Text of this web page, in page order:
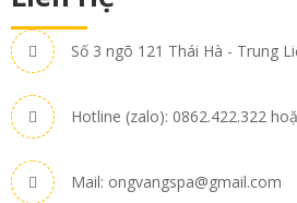
Số 3 ngõ 121 Thái Hà - Trung
Hotline (zalo): 0862.422.322
Mail: ongvangspa@gmail.com